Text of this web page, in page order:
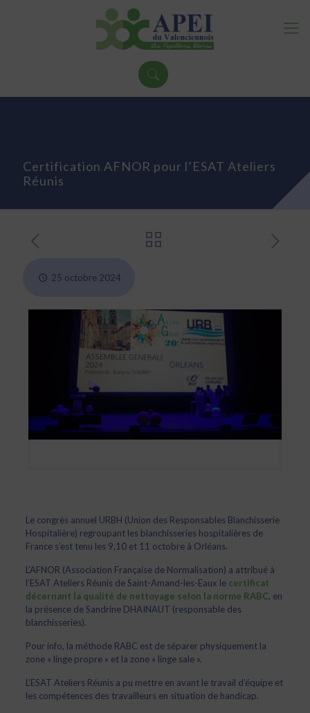
Certification AFNOR pour l’ESAT Ateliers
Réunis
25 octobre 2024
Le congrès annuel URBH (Union des Responsables Blanchisserie
Hospitalière) regroupant les blanchisseries hospitalières de
France s’est tenu les 9,10 et 11 octobre à Orléans.
L’AFNOR (Association Française de Normalisation) a attribué à
l’ESAT Ateliers Réunis de Saint-Amand-les-Eaux le certificat
décernant la qualité de nettoyage selon la norme RABC, en
la présence de Sandrine DHAINAUT (responsable des
blanchisseries).
Pour info, la méthode RABC est de séparer physiquement la
zone « linge propre » et la zone « linge sale ».
L’ESAT Ateliers Réunis a pu mettre en avant le travail d’équipe et
les compétences des travailleurs en situation de handicap.